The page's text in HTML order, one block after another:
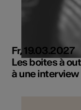
Fr, 19.03.2027
Les boites à
à une interview